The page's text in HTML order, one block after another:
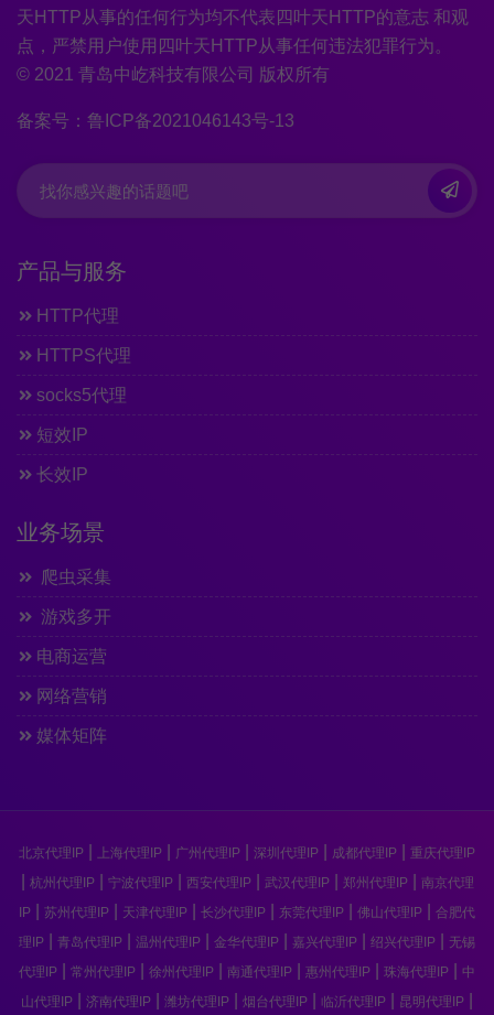
天HTTP从事的任何行为均不代表四叶天HTTP的意志 和观
点，严禁用户使用四叶天HTTP从事任何违法犯罪行为。
© 2021 青岛中屹科技有限公司 版权所有
备案号：鲁ICP备2021046143号-13
产品与服务
HTTP代理
HTTPS代理
socks5代理
短效IP
长效IP
业务场景
爬虫采集
游戏多开
电商运营
网络营销
媒体矩阵
北京代理IP 上海代理IP 广州代理IP 深圳代理IP 成都代理IP 重庆代理IP
杭州代理IP| 宁波代理IP| 西安代理IP| 武汉代理IP| 郑州代理IP|
南京代理
IP
苏州代理IP 天津代理IP 长沙代理IP 东莞代理IP 佛山代理IP
合肥代
理IP
青岛代理IP 温州代理IP 金华代理IP 嘉兴代理IP 绍兴代理IP
无锡
代理IP
常州代理IP 徐州代理IP 南通代理IP 惠州代理IP 珠海代理IP
中
山代理IP
济南代理IP 潍坊代理IP 烟台代理IP 临沂代理IP 昆明代理IP